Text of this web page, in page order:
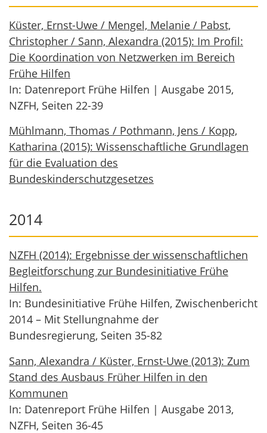
Küster, Ernst-Uwe / Mengel, Melanie / Pabst,
Christopher / Sann, Alexandra (2015): Im Profil:
Die Koordination von Netzwerken im Bereich
Frühe Hilfen
In: Datenreport Frühe Hilfen | Ausgabe 2015,
NZFH, Seiten 22-39
Mühlmann, Thomas / Pothmann, Jens / Kopp,
Katharina (2015): Wissenschaftliche Grundlagen
für die Evaluation des
Bundeskinderschutzgesetzes
2014
NZFH (2014): Ergebnisse der wissenschaftlichen
Begleitforschung zur Bundesinitiative Frühe
Hilfen.
In: Bundesinitiative Frühe Hilfen, Zwischenbericht
2014 – Mit Stellungnahme der
Bundesregierung, Seiten 35-82
Sann, Alexandra / Küster, Ernst-Uwe (2013): Zum
Stand des Ausbaus Früher Hilfen in den
Kommunen
In: Datenreport Frühe Hilfen | Ausgabe 2013,
NZFH, Seiten 36-45